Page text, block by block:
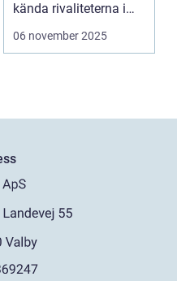
kända rivaliteterna i
spelvä...
06 november 2025